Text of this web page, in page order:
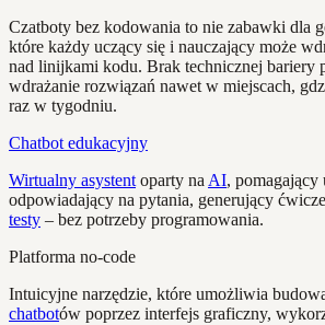
Czatboty bez kodowania to nie zabawki dla
które każdy uczący się i nauczający może
nad linijkami kodu. Brak technicznej bariery
wdrażanie rozwiązań nawet w miejscach,
raz w tygodniu.
Chatbot edukacyjny
Wirtualny asystent oparty na AI, pomagający
odpowiadający na pytania, generujący
testy – bez potrzeby programowania.
Platforma no-code
Intuicyjne narzędzie, które umożliwia
chatbotów poprzez interfejs graficzny,